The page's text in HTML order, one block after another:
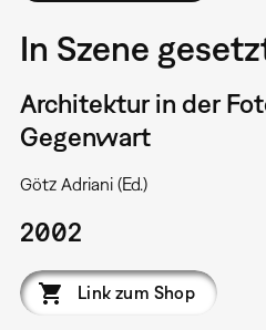
In Szene
Architektur in der
Gegenwart
Götz Adriani (Ed.)
2002
Link zum Shop